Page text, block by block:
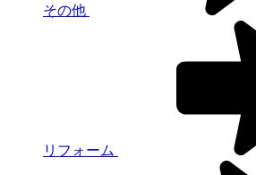
その他
リフォーム